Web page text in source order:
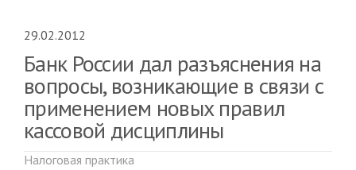
29.02.2012
Банк России дал разъяснения на
вопросы, возникающие в связи с
применением новых правил
кассовой дисциплины
Налоговая практика